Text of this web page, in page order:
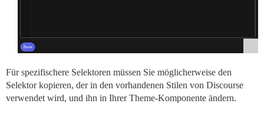
Für spezifischere Selektoren müssen Sie möglicherweise den
Selektor kopieren, der in den vorhandenen Stilen von Discourse
verwendet wird, und ihn in Ihrer Theme-Komponente ändern.